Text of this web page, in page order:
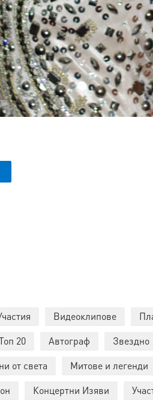
Видеоклипове
20 Автограф Звездно
от света Митове и легенди
Концертни Изяви